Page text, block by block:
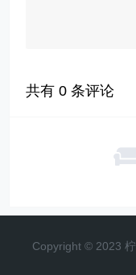
共有0 条评论
Copyright © 2023